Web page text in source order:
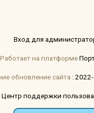
Вход для
Работает на платформе
обновление сайта :
Центр поддержки